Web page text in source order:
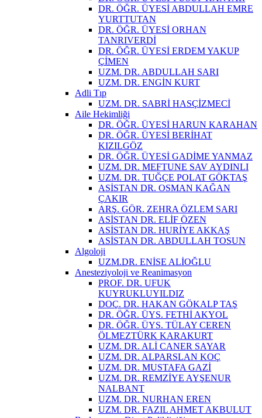
DR. ÖĞR. ÜYESİ ABDULLAH EMRE
YURTTUTAN
DR. ÖĞR. ÜYESİ ORHAN
TANRIVERDİ
DR. ÖĞR. ÜYESİ ERDEM YAKUP
ÇİMEN
UZM. DR. ABDULLAH SARI
UZM. DR. ENGİN KURT
Adli Tıp
UZM. DR. SABRİ HASÇİZMECİ
Aile Hekimliği
DR. ÖĞR. ÜYESİ HARUN KARAHAN
DR. ÖĞR. ÜYESİ BERİHAT
KIZILGÖZ
DR. ÖĞR. ÜYESİ GADİME YANMAZ
UZM. DR. MEFTUNE SAV AYDINLI
UZM. DR. TUĞÇE POLAT GÖKTAŞ
ASİSTAN DR. OSMAN KAĞAN
ÇAKIR
ARŞ. GÖR. ZEHRA ÖZLEM SARI
ASİSTAN DR. ELİF ÖZEN
ASİSTAN DR. HURİYE AKKAŞ
ASİSTAN DR. ABDULLAH TOSUN
Algoloji
UZM.DR. ENİSE ALİOĞLU
Anesteziyoloji ve Reanimasyon
PROF. DR. UFUK
KUYRUKLUYILDIZ
DOÇ. DR. HAKAN GÖKALP TAŞ
DR. ÖĞR. ÜYS. FETHİ AKYOL
DR. ÖĞR. ÜYS. TÜLAY CEREN
ÖLMEZTÜRK KARAKURT
UZM. DR. ALİ CANER SAYAR
UZM. DR. ALPARSLAN KOÇ
UZM. DR. MUSTAFA GAZİ
UZM. DR. REMZİYE AYŞENUR
NALBANT
UZM. DR. NURHAN EREN
UZM. DR. FAZIL AHMET AKBULUT